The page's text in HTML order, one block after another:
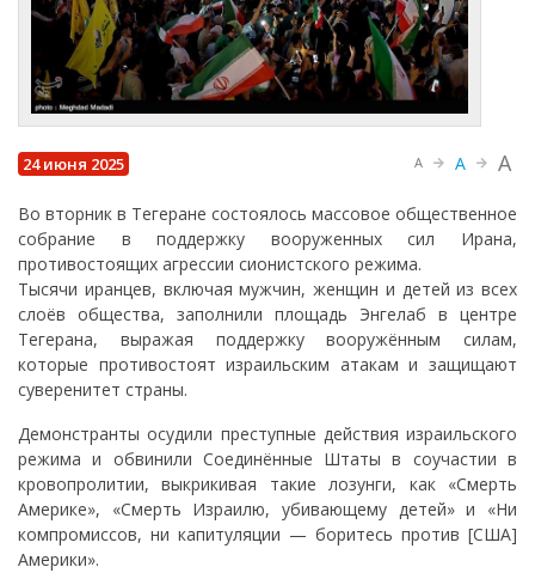
24 июня 2025 A A A
Во вторник в Тегеране состоялось массовое общественное
собрание в поддержку вооруженных сил Ирана,
противостоящих агрессии сионистского режима.
Тысячи иранцев, включая мужчин, женщин и детей из всех
слоёв общества, заполнили площадь Энгелаб в центре
Тегерана, выражая поддержку вооружённым силам,
которые противостоят израильским атакам и защищают
суверенитет страны.
Демонстранты осудили преступные действия израильского
режима и обвинили Соединённые Штаты в соучастии в
кровопролитии, выкрикивая такие лозунги, как «Смерть
Америке», «Смерть Израилю, убивающему детей» и «Ни
компромиссов, ни капитуляции — боритесь против [США]
Америки».